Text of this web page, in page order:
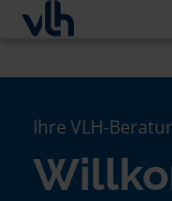
Ihre VLH-